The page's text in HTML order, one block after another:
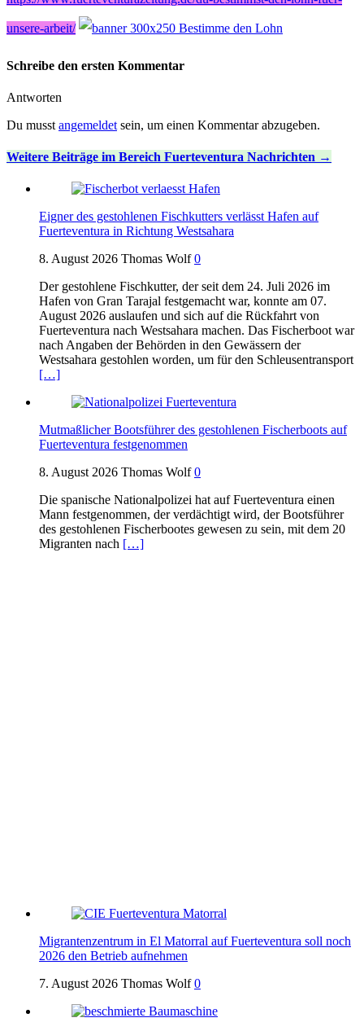
unsere-arbeit/
Schreibe den ersten Kommentar
Antworten
Du musst angemeldet sein, um einen Kommentar abzugeben.
Weitere Beiträge im Bereich Fuerteventura Nachrichten
Eigner des gestohlenen Fischkutters verlässt Hafen auf
Fuerteventura in Richtung Westsahara
8. August 2026 Thomas Wolf 0
Der gestohlene Fischkutter, der seit dem 24. Juli 2026 im
Hafen von Gran Tarajal festgemacht war, konnte am 07.
August 2026 auslaufen und sich auf die Rückfahrt von
Fuerteventura nach Westsahara machen. Das Fischerboot war
nach Angaben der Behörden in den Gewässern der
Westsahara gestohlen worden, um für den Schleusentransport
[…]
Mutmaßlicher Bootsführer des gestohlenen Fischerboots auf
Fuerteventura festgenommen
8. August 2026 Thomas Wolf 0
Die spanische Nationalpolizei hat auf Fuerteventura einen
Mann festgenommen, der verdächtigt wird, der Bootsführer
des gestohlenen Fischerbootes gewesen zu sein, mit dem 20
Migranten nach […]
Migrantenzentrum in El Matorral auf Fuerteventura soll noch
2026 den Betrieb aufnehmen
7. August 2026 Thomas Wolf 0